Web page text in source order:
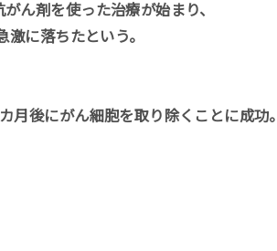
ん剤を使った治療が始まり、
に落ちたという。
月後にがん細胞を取り除くことに成功。